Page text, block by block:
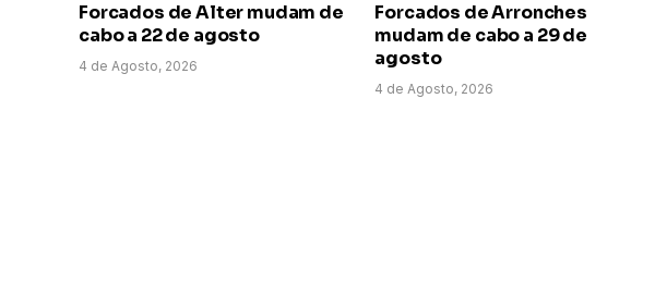
Forcados de Alter mudam de
cabo a 22 de agosto
4 de Agosto, 2026
Forcados de Arronches
mudam de cabo a 29 de
agosto
4 de Agosto, 2026